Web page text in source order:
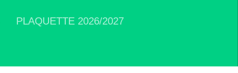
PLAQUETTE 2026/2027